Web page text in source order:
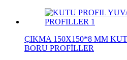
ÇIKMA 150X150*8 MM
BORU PROFİLLER